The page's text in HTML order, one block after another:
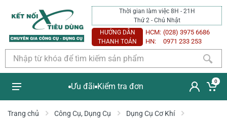
Thời gian làm việc 8H - 21H
Thứ 2 - Chủ Nhật
HƯỚNG DẪN
THANH TOÁN
HCM: (028) 3975 6686
HN:
0971 233 253
Ưu đãi Kiểm tra đơn
0
Trang chủ Công Cụ, Dụng Cụ
Dụng Cụ Cơ Khí